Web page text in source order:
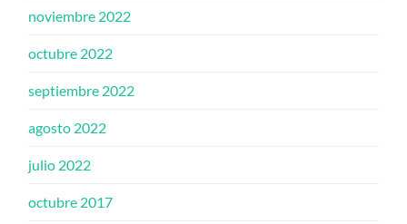
noviembre 2022
octubre 2022
septiembre 2022
agosto 2022
julio 2022
octubre 2017